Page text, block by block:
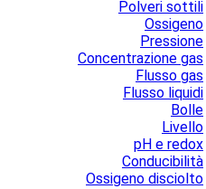
Polveri sottili
Ossigeno
Pressione
Concentrazione gas
Flusso gas
Flusso liquidi
Bolle
Livello
pH e redox
Conducibilità
Ossigeno disciolto